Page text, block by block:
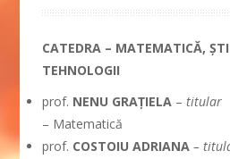
CATEDRA – MATEMATICĂ,
TEHNOLOGII
prof. NENU GRAŢIELA –titular
– Matematică
prof. COSTOIU ADRIANA –